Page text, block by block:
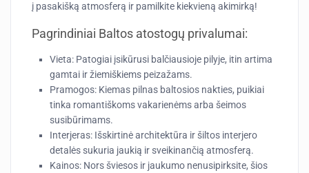
į pasakišką atmosferą ir pamilkite kiekvieną akimirką!
Pagrindiniai Baltos atostogų privalumai:
Vieta: Patogiai įsikūrusi balčiausioje pilyje, itin artima
gamtai ir žiemiškiems peizažams.
Pramogos: Kiemas pilnas baltosios nakties, puikiai
tinka romantiškoms vakarienėms arba šeimos
susibūrimams.
Interjeras: Išskirtinė architektūra ir šiltos interjero
detalės sukuria jaukią ir sveikinančią atmosferą.
Kainos: Nors šviesos ir jaukumo nenusipirksite, šios